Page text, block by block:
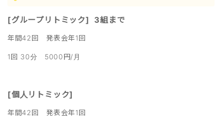
[グループリトミック] 3組まで
年間42回 発表会年1回
1回 30分 5000円/月
[個人リトミック]
年間42回 発表会年1回